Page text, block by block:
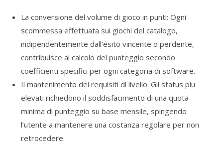
La conversione del volume di gioco in punti: Ogni
scommessa effettuata sui giochi del catalogo,
indipendentemente dall’esito vincente o perdente,
contribuisce al calcolo del punteggio secondo
coefficienti specifici per ogni categoria di software.
Il mantenimento dei requisiti di livello: Gli status piu
elevati richiedono il soddisfacimento di una quota
minima di punteggio su base mensile, spingendo
l’utente a mantenere una costanza regolare per non
retrocedere.